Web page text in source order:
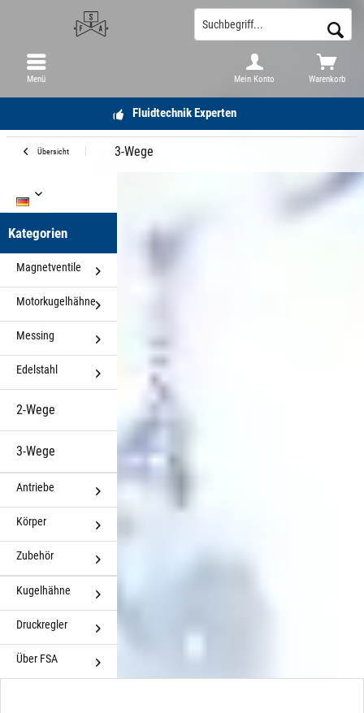
Fluidtechnik Experten
Warenkorb
Mein Konto
Menü
Übersicht 3-Wege
Kategorien
Magnetventile
Motorkugelhähne
Messing
Edelstahl
2-Wege
3-Wege
Antriebe
Körper
Zubehör
Kugelhähne
Druckregler
Über FSA